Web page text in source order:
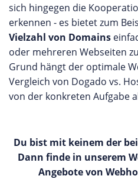
sich hingegen die
erkennen - es bietet zum
Vielzahl von Domains
oder mehreren Webseiten
Grund hängt der optimale
Vergleich von Dogado vs.
von der konkreten Aufgabe
Du bist mit keinem der
Dann finde in unserem
Angebote von